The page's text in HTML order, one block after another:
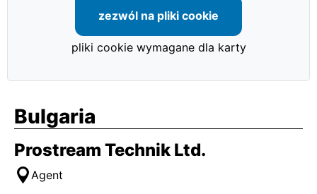
zezwól na pliki cookie
pliki cookie wymagane dla karty
Bulgaria
Prostream Technik Ltd.
Agent